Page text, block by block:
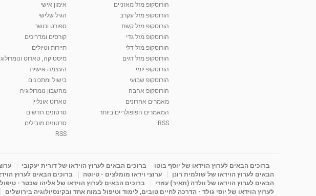
הורוסקופ מזל מאזניים
הורוסקופ מזל עקרב
הורוסקופ מזל קשת
הורוסקופ מזל גדי
הורוסקופ מזל דלי
הורוסקופ מזל דגים
הורוסקופ יומי
הורוסקופ שבועי
הורוסקופ אהבה
מאמרים אחרונים
המאמרים הפופולריים ביותר
RSS
אימון אישי
הגיל שלישי
ספורט וכושר
קורסים ומדריכים
תיירות וטיולים
מיסטיקה, טארוט
העצמה אישית
בישול ומתכונים
מחשבון נומרולוגיה
טארוט אונליין
סרטונים חדשים
סרטונים מובילים
RSS
ברוכים הבאים לערוץ הוידאו של יוסף בוטו ברוכים הבאים לערוץ הוידאו של דורית יעקובי
הבאים לערוץ הוידאו של שולמית רונן
ערוצי וידאו מומלצים - טיוטה ברוכים הבאים לערוץ
הבאים לערוץ הוידאו של וולדה (תאיר) עוזרי
ברוכים הבאים לערוץ הוידאו של אליהו שכטר -
לערוץ הוידאו של יוסי גולד - הדרכה לחיים טובים, לימוד וטיפול במוח אחד ובקינסיולוגיה בירושלים